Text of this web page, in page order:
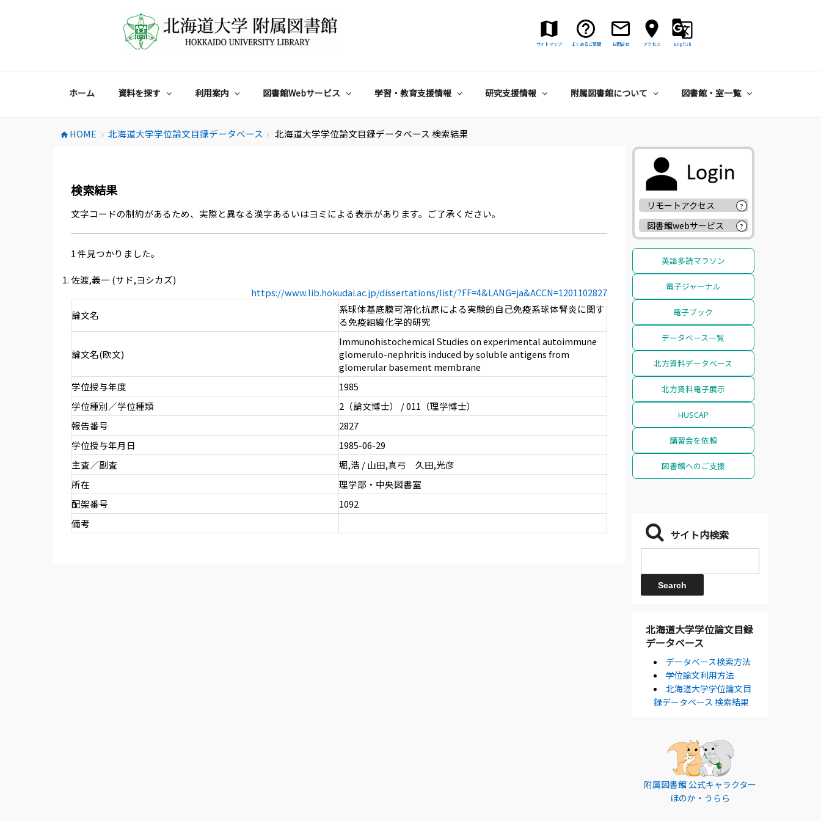
サイトマップ よくあるご質問 お問合せ アクセス English
ホーム 資料を探す 利用案内 図書館Webサービス 学習・教育支援情報 研究支援情報 附属図書館について 図書館・室一覧
home HOME chevron_right 北海道大学学位論文目録データベース chevron_right 北海道大学学位論文目録データベース 検索結果
検索結果
文字コードの制約があるため、実際と異なる漢字あるいはヨミによる表示があります。ご了承ください。
1 件見つかりました。
佐渡,義一 (サド,ヨシカズ)
https://www.lib.hokudai.ac.jp/dissertations/list/?FF=4&LANG=ja&ACCN=1201102827
論文名
系球体基底膜可溶化抗原による実験的自己免疫系球体腎炎に関す
る免疫組織化学的研究
論文名(欧文)
Immunohistochemical Studies on experimental autoimmune
glomerulo-nephritis induced by soluble antigens from
glomerular basement membrane
学位授与年度
1985
学位種別／学位種類
2（論文博士） / 011（理学博士）
報告番号
2827
学位授与年月日
1985-06-29
主査／副査
堀,浩 / 山田,真弓 久田,光彦
所在
理学部・中央図書室
配架番号
1092
備考
リモートアクセス ?
図書館webサービス ?
英語多読マラソン
電子ジャーナル
電子ブック
データベース一覧
北方資料データベース
北方資料電子展示
HUSCAP
講習会を依頼
図書館へのご支援
サイト内検索
北海道大学学位論文目録
データベース
データベース検索方法
学位論文利用方法
北海道大学学位論文目
録データベース 検索結果
附属図書館 公式キャラクター
ほのか・うらら